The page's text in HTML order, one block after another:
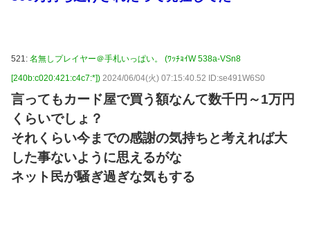
521: 名無しプレイヤー＠手札いっぱい。 (ﾜｯﾁｮｲW 538a-VSn8
[240b:c020:421:c4c7:*]) 2024/06/04(火) 07:15:40.52 ID:se491W6S0
言ってもカード屋で買う額なんて数千円～1万円
くらいでしょ？
それくらい今までの感謝の気持ちと考えれば大
した事ないように思えるがな
ネット民が騒ぎ過ぎな気もする